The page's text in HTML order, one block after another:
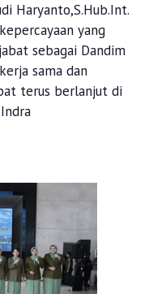
Haryanto,S.Hub.Int.
yang
sebagai Dandim
sama dan
terus berlanjut di